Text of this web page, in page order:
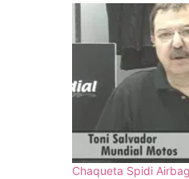
Chaqueta Spidi